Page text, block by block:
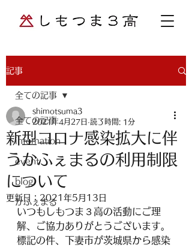
記事
全ての記事
infomation
event
blog
かふぇまる
全ての記事
新型コロナ感染拡大に伴
うかふぇまるの利用制限
について
shimotsuma3
2021年4月27日 読了時間: 1分
更新日： 2021年5月13日
いつもしもつま３高の活動にご理
解、ご協力ありがとうございます。
標記の件、下妻市が茨城県から感染